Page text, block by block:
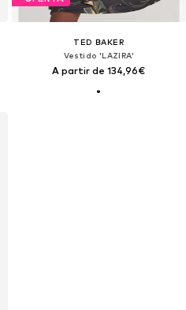
TED BAKER
Vestido 'LAZIRA'
A partir de 134,96€